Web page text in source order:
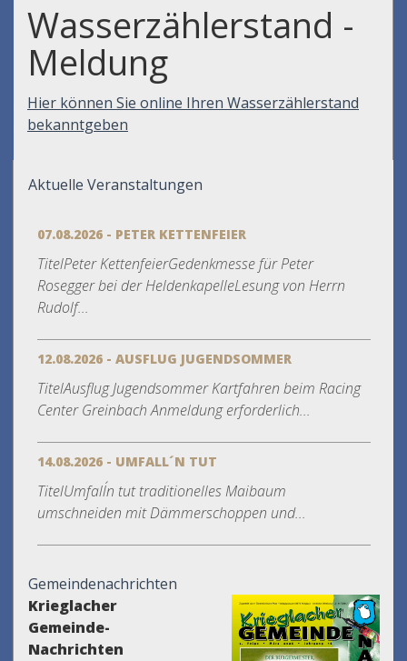
Wasserzählerstand -
Meldung
Hier können Sie online Ihren Wasserzählerstand
bekanntgeben
Aktuelle Veranstaltungen
07.08.2026 - PETER KETTENFEIER
TitelPeter KettenfeierGedenkmesse für Peter
Rosegger bei der HeldenkapelleLesung von Herrn
Rudolf...
12.08.2026 - AUSFLUG JUGENDSOMMER
TitelAusflug Jugendsommer Kartfahren beim Racing
Center Greinbach Anmeldung erforderlich...
14.08.2026 - UMFALL´N TUT
TitelUmfall´n tut traditionelles Maibaum
umschneiden mit Dämmerschoppen und...
Gemeindenachrichten
Krieglacher
Gemeinde-
Nachrichten